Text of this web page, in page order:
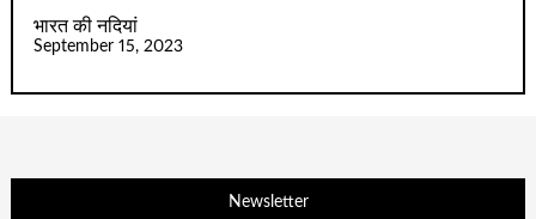
भारत की नदियां
September 15, 2023
Newsletter